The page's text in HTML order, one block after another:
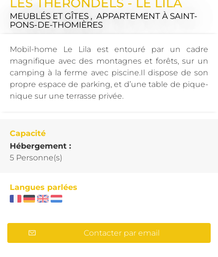
MEUBLÉS ET GÎTES , APPARTEMENT À SAINT-
PONS-DE-THOMIÈRES
Mobil-home Le Lila est entouré par un cadre
magnifique avec des montagnes et forêts, sur un
camping à la ferme avec piscine.Il dispose de son
propre espace de parking, et d’une table de pique-
nique sur une terrasse privée.
Capacité
Hébergement :
5 Personne(s)
Langues parlées
Contacter par email